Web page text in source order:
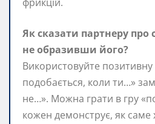
Як сказати партнеру про
не образивши його?
Використовуйте
подобається, коли ти…»
не…». Можна грати в гру
кожен демонструє, як